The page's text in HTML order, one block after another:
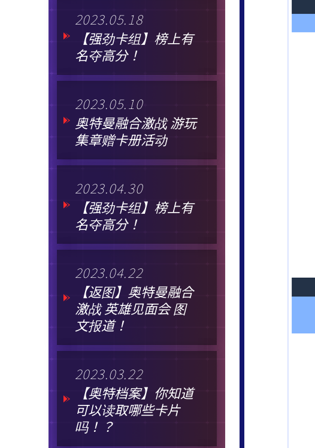
2023.05.18
【强劲卡组】榜上有
名夺高分！
2023.05.10
奥特曼融合激战 游玩
集章赠卡册活动
2023.04.30
【强劲卡组】榜上有
名夺高分！
2023.04.22
【返图】奥特曼融合
激战 英雄见面会 图
文报道！
2023.03.22
【奥特档案】你知道
可以读取哪些卡片
吗！？